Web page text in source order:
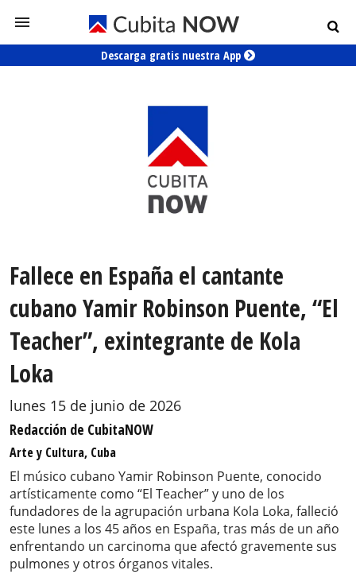
Descarga gratis nuestra App
Fallece en España el cantante
cubano Yamir Robinson Puente, “El
Teacher”, exintegrante de Kola
Loka
lunes 15 de junio de 2026
Redacción de CubitaNOW
Arte y Cultura, Cuba
El músico cubano Yamir Robinson Puente, conocido
artísticamente como “El Teacher” y uno de los
fundadores de la agrupación urbana Kola Loka, falleció
este lunes a los 45 años en España, tras más de un año
enfrentando un carcinoma que afectó gravemente sus
pulmones y otros órganos vitales.